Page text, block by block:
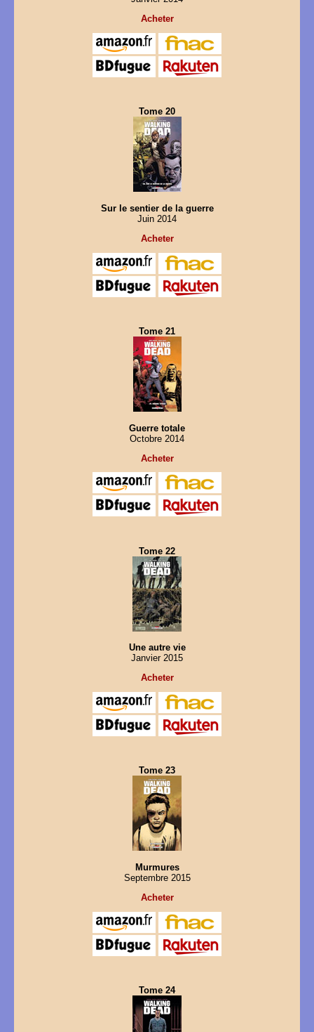
Acheter
Tome 20
Sur le sentier de la guerre
Juin 2014
Acheter
Tome 21
Guerre totale
Octobre 2014
Acheter
Tome 22
Une autre vie
Janvier 2015
Acheter
Tome 23
Murmures
Septembre 2015
Acheter
Tome 24